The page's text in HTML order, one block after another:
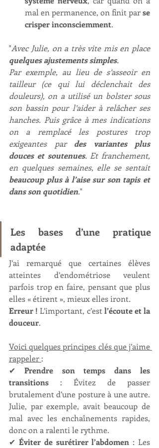
mal en permanence, on finit par se
crisper inconsciemment.
"
Avec Julie, on a très vite mis en place
quelques ajustements simples.
Par exemple, au lieu de s’asseoir en
tailleur (ce qui lui déclenchait des
douleurs), on a utilisé un bolster sous
son bassin pour l’aider à relâcher ses
hanches. Puis grâce à mes indications
on a remplacé les postures trop
exigeantes par des variantes plus
douces et soutenues. Et franchement,
en quelques semaines, elle se sentait
beaucoup plus à l’aise sur son tapis et
dans son quotidien."
Les bases d’une pratique
adaptée
J’ai remarqué que certaines élèves
atteintes d’endométriose veulent
parfois trop en faire, pensant que plus
elles « étirent », mieux elles iront.
Erreur ! L’important, c’est l’écoute et la
douceur.
Voici quelques principes clés que j’aime
rappeler :
✔ Prendre son temps dans les
transitions : Évitez de passer
brutalement d’une posture à une autre.
Julie, par exemple, avait beaucoup de
mal avec les enchaînements rapides,
donc on a ralenti le rythme.
✔ Éviter de surétirer l’abdomen : Les